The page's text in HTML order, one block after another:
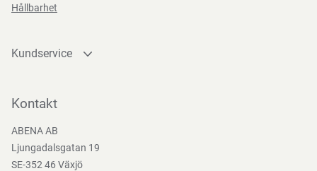
Hållbarhet
Kundservice
Bli kund
Nedladdningar
Kontakt
ABENA AB
Ljungadalsgatan 19
SE-352 46 Växjö